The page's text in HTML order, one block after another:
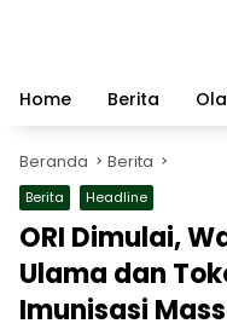
Home
Berita
Beranda Berita
Berita Headline
ORI Dimulai,
Ulama dan
Imunisasi